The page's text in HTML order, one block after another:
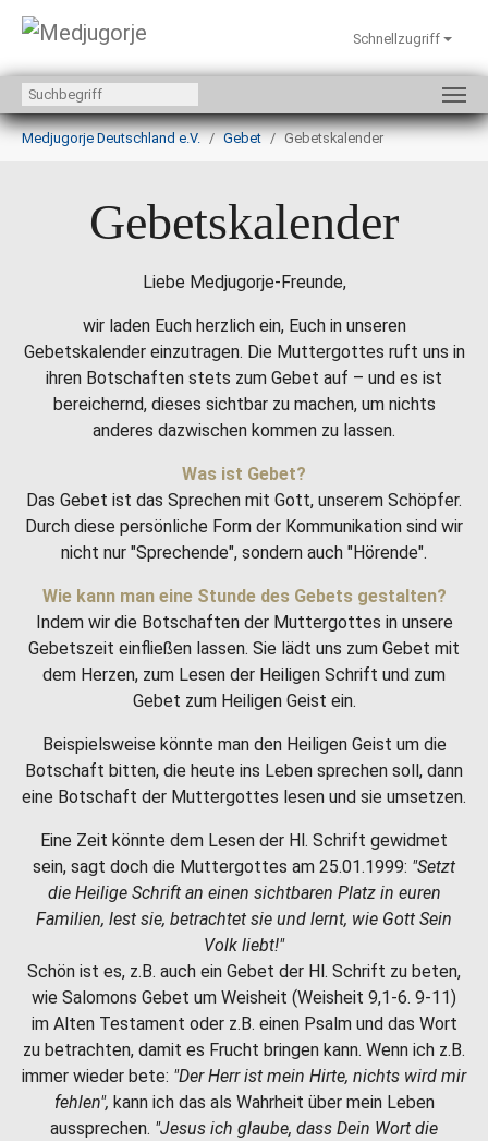
Zum Hauptinhalt springen
Schnellzugriff
Sie sind hier:
Medjugorje Deutschland e.V.
Gebet Gebetskalender
Gebetskalender
Liebe Medjugorje-Freunde,
wir laden Euch herzlich ein, Euch in unseren
Gebetskalender einzutragen. Die Muttergottes ruft uns in
ihren Botschaften stets zum Gebet auf – und es ist
bereichernd, dieses sichtbar zu machen, um nichts
anderes dazwischen kommen zu lassen.
Was ist Gebet?
Das Gebet ist das Sprechen mit Gott, unserem Schöpfer.
Durch diese persönliche Form der Kommunikation sind wir
nicht nur "Sprechende", sondern auch "Hörende".
Wie kann man eine Stunde des Gebets gestalten?
Indem wir die Botschaften der Muttergottes in unsere
Gebetszeit einfließen lassen. Sie lädt uns zum Gebet mit
dem Herzen, zum Lesen der Heiligen Schrift und zum
Gebet zum Heiligen Geist ein.
Beispielsweise könnte man den Heiligen Geist um die
Botschaft bitten, die heute ins Leben sprechen soll, dann
eine Botschaft der Muttergottes lesen und sie umsetzen.
Eine Zeit könnte dem Lesen der Hl. Schrift gewidmet
sein, sagt doch die Muttergottes am 25.01.1999: "Setzt
die Heilige Schrift an einen sichtbaren Platz in euren
Familien, lest sie, betrachtet sie und lernt, wie Gott Sein
Volk liebt!"
Schön ist es, z.B. auch ein Gebet der Hl. Schrift zu beten,
wie Salomons Gebet um Weisheit (Weisheit 9,1-6. 9-11)
im Alten Testament oder z.B. einen Psalm und das Wort
zu betrachten, damit es Frucht bringen kann. Wenn ich z.B.
immer wieder bete: "Der Herr ist mein Hirte, nichts wird mir
fehlen", kann ich das als Wahrheit über mein Leben
aussprechen. "Jesus ich glaube, dass Dein Wort die